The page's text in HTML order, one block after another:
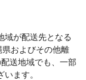
域が配送先となる
およびその他離
送地域でも、一部
ます。